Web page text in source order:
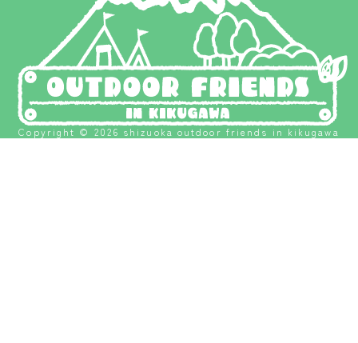
Copyright © 2026 shizuoka outdoor friends in kikugawa